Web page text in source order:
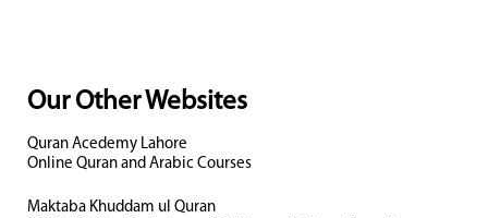
Our Other Websites
Quran Acedemy Lahore
Online Quran and Arabic Courses
Maktaba Khuddam ul Quran